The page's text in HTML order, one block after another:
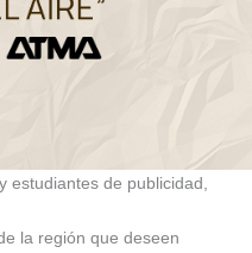
estudiantes de publicidad,
la región que deseen